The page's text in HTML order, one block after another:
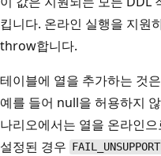
킵니다. 온라인 실행을 지원
throw합니다.
테이블에 열을 추가하는 것
예를 들어 null을 허용하지
나리오에서는 열을 온라인
설정된 경우